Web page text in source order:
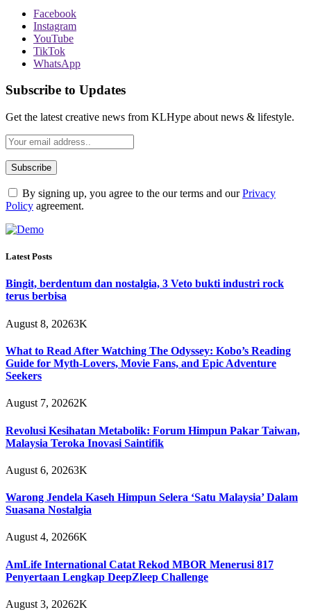
Facebook
Instagram
YouTube
TikTok
WhatsApp
Subscribe to Updates
Get the latest creative news from KLHype about news & lifestyle.
By signing up, you agree to the our terms and ourPrivacy
Policy agreement.
Latest Posts
Bingit, berdentum dan nostalgia, 3 Veto bukti industri rock
terus berbisa
August 8, 20263K
What to Read After Watching The Odyssey: Kobo’s Reading
Guide for Myth-Lovers, Movie Fans, and Epic Adventure
Seekers
August 7, 20262K
Revolusi Kesihatan Metabolik: Forum Himpun Pakar Taiwan,
Malaysia Teroka Inovasi Saintifik
August 6, 20263K
Warong Jendela Kaseh Himpun Selera ‘Satu Malaysia’ Dalam
Suasana Nostalgia
August 4, 20266K
AmLife International Catat Rekod MBOR Menerusi 817
Penyertaan Lengkap DeepZleep Challenge
August 3, 20262K